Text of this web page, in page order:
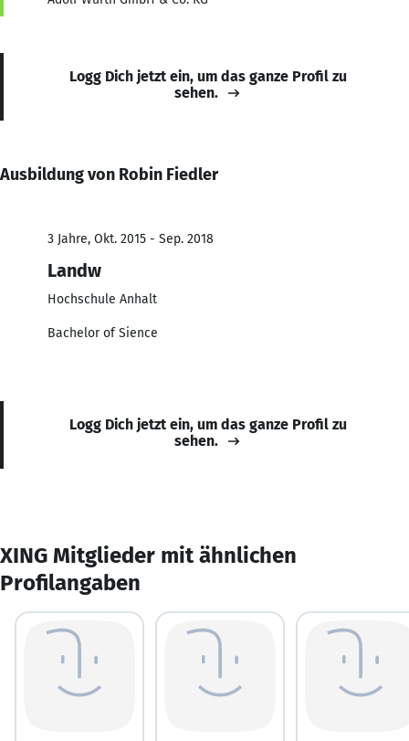
Logg Dich jetzt ein, um das ganze Profil zu
sehen.
Ausbildung von Robin Fiedler
3 Jahre, Okt. 2015 - Sep. 2018
Landw
Hochschule Anhalt
Bachelor of Sience
Logg Dich jetzt ein, um das ganze Profil zu
sehen.
XING Mitglieder mit ähnlichen
Profilangaben